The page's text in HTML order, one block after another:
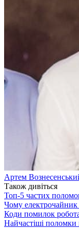
Артем
Також дивіться
Топ-5 частих
Чому електрочайник
Коди помилок
Найчастіші поломки